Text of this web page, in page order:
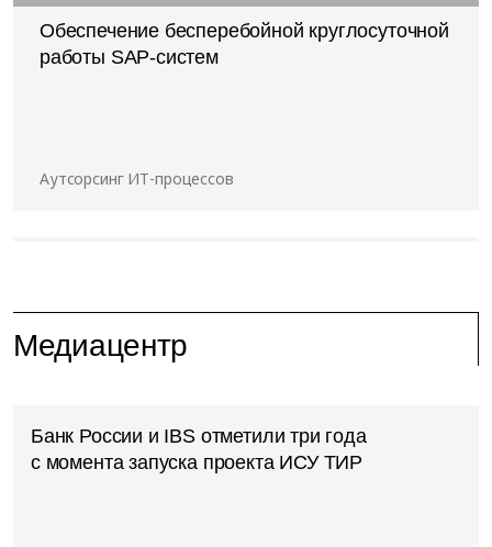
Обеспечение бесперебойной круглосуточной
работы SAP-систем
Аутсорсинг ИТ-процессов
Медиацентр
Банк России и IBS отметили три года
с момента запуска проекта ИСУ ТИР